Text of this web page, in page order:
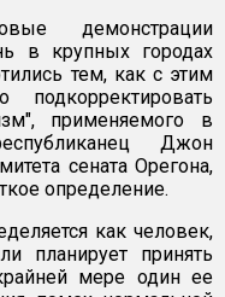
демонстрации
в крупных городах
тем, как с этим
применяемого в
Джон
сената Орегона,
определение.
как человек,
планирует принять
мере один ее